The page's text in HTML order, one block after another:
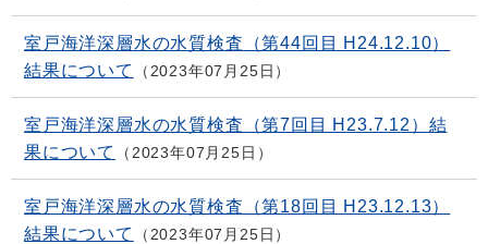
室戸海洋深層水の水質検査（第44回目 H24.12.10）
結果について
2023年07月25日
室戸海洋深層水の水質検査（第7回目 H23.7.12）結
果について
2023年07月25日
室戸海洋深層水の水質検査（第18回目 H23.12.13）
結果について
2023年07月25日